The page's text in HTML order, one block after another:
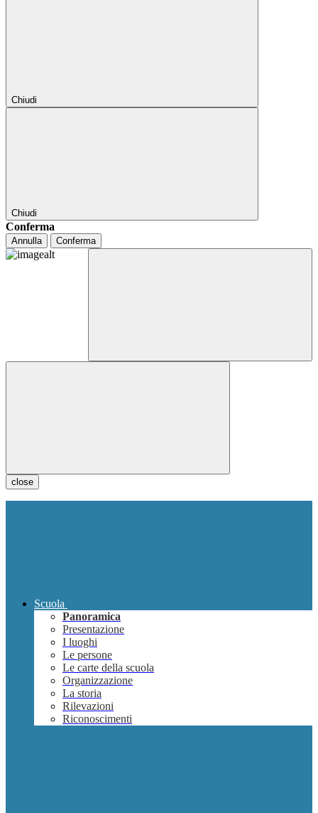
Chiudi
Chiudi
Conferma
Annulla Conferma
close
Scuola
Panoramica
Presentazione
I luoghi
Le persone
Le carte della scuola
Organizzazione
La storia
Rilevazioni
Riconoscimenti